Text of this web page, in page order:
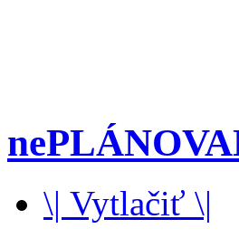
\| Vytlačiť \|